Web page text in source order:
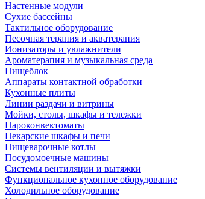
Настенные модули
Сухие бассейны
Тактильное оборудование
Песочная терапия и акватерапия
Ионизаторы и увлажнители
Ароматерапия и музыкальная среда
Пищеблок
Аппараты контактной обработки
Кухонные плиты
Линии раздачи и витрины
Мойки, столы, шкафы и тележки
Пароконвектоматы
Пекарские шкафы и печи
Пищеварочные котлы
Посудомоечные машины
Системы вентиляции и вытяжки
Функциональное кухонное оборудование
Холодильное оборудование